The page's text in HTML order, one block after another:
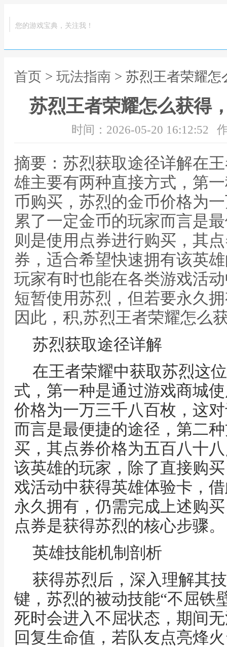
您的游戏宝典，关注我！
首页 > 玩法指南 > 苏烈王者荣耀
苏烈王者荣耀怎么获得
时间：2026-05-20 16:12:52
摘要：苏烈获取途径详解在
雄主要有两种直接方式，第
币购买，苏烈的金币价格为
累了一定金币的玩家而言是
则是使用点券进行购买，其
券，适合希望快速拥有该英
玩家有时也能在各类游戏活
短暂使用苏烈，但若要永久
因此，积,苏烈王者荣耀怎么
苏烈获取途径详解
在王者荣耀中获取苏烈这
式，第一种是通过游戏商城
价格为一万三千八百枚，这
而言是最便捷的途径，第二
买，其点券价格为五百八十
该英雄的玩家，除了直接购
戏活动中获得英雄体验卡，
永久拥有，仍需完成上述购
点券是获得苏烈的核心步骤。
英雄技能机制剖析
获得苏烈后，深入理解其
键，苏烈的被动技能“不屈铁
死时会进入不屈状态，期间
回复生命值，若队友点亮烽